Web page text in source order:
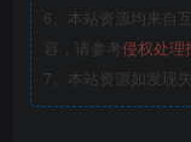
6、本站资源均来自
容，请参考侵权处理
7、本站资源如发现